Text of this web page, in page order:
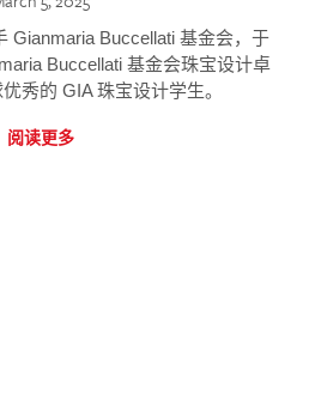
Gianmaria Buccellati 基金会，于
Buccellati 基金会珠宝设计卓
秀的 GIA 珠宝设计学生。
阅读更多